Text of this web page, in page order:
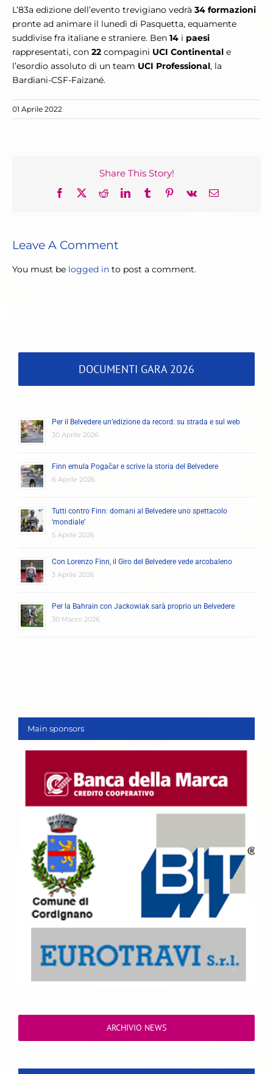
L’83a edizione dell’evento trevigiano vedrà 34 formazioni
pronte ad animare il lunedì di Pasquetta, equamente
suddivise fra italiane e straniere. Ben 14 i paesi
rappresentati, con 22 compagini UCI Continental e
l’esordio assoluto di un team UCI Professional, la
Bardiani-CSF-Faizané.
01 Aprile 2022
Share This Story!
Facebook
X RedditLinkedInTumblrPinterest
Vk Email
Leave A Comment
You must be logged in to post a comment.
DOCUMENTI GARA 2026
Per il Belvedere un’edizione da record: su strada e sul web
30 Aprile 2026
Finn emula Pogačar e scrive la storia del Belvedere
6 Aprile 2026
Tutti contro Finn: domani al Belvedere uno spettacolo
‘mondiale’
5 Aprile 2026
Con Lorenzo Finn, il Giro del Belvedere vede arcobaleno
3 Aprile 2026
Per la Bahrain con Jackowiak sarà proprio un Belvedere
30 Marzo 2026
Main sponsors
ARCHIVIO NEWS